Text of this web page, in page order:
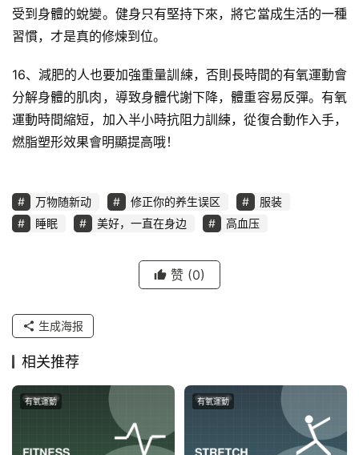
受到身體的蛻變。健身只有堅持下來，將它當成生活的一種
習慣，才是真的修煉到位。
16、減肥的人也要加強重量訓練，否則長時間的有氧運動會
分解身體的肌肉，導致身體代謝下降，體重容易反彈。有氧
運動時間縮短，加入半小時抗阻力訓練，從復合動作入手，
燃脂塑形效果會明顯提高哦！
万物随新动 修正你的养生误区
服装
睡眠
美好，一直在身边 高血压
赞 (0)
生成海报
相关推荐
有氧運動 有氧運動